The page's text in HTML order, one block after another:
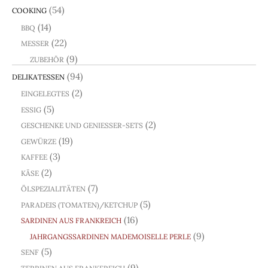
COOKING (54)
BBQ (14)
MESSER (22)
ZUBEHÖR (9)
DELIKATESSEN (94)
EINGELEGTES (2)
ESSIG (5)
GESCHENKE UND GENIESSER-SETS (2)
GEWÜRZE (19)
KAFFEE (3)
KÄSE (2)
ÖLSPEZIALITÄTEN (7)
PARADEIS (TOMATEN)/KETCHUP (5)
SARDINEN AUS FRANKREICH (16)
JAHRGANGSSARDINEN MADEMOISELLE PERLE (9)
SENF (5)